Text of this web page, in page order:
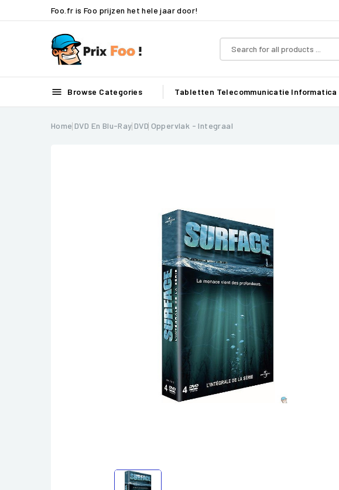
Foo.fr is Foo prijzen het hele jaar door!
 Browse Categories Tabletten Telecommunicatie Informatica
Home DVD En Blu-Ray DVD Oppervlak - Integraal